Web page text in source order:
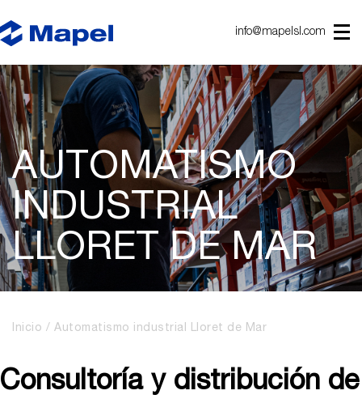
info@mapelsl.com
AUTOMATISMO
INDUSTRIAL
LLORET DE MAR
Inicio Automatismo industrial Lloret de Mar
Consultoría y distribución de